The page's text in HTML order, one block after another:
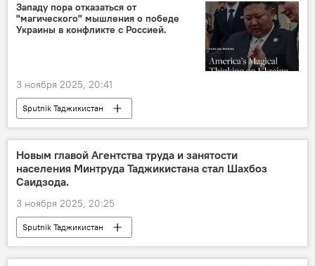
Западу пора отказаться от
"магического" мышления о победе
Украины в конфликте с Россией.
3 ноября 2025, 20:41
Sputnik Таджикистан
Новым главой Агентства труда и занятости
населения Минтруда Таджикистана стал Шахбоз
Саидзода.
3 ноября 2025, 20:25
Sputnik Таджикистан